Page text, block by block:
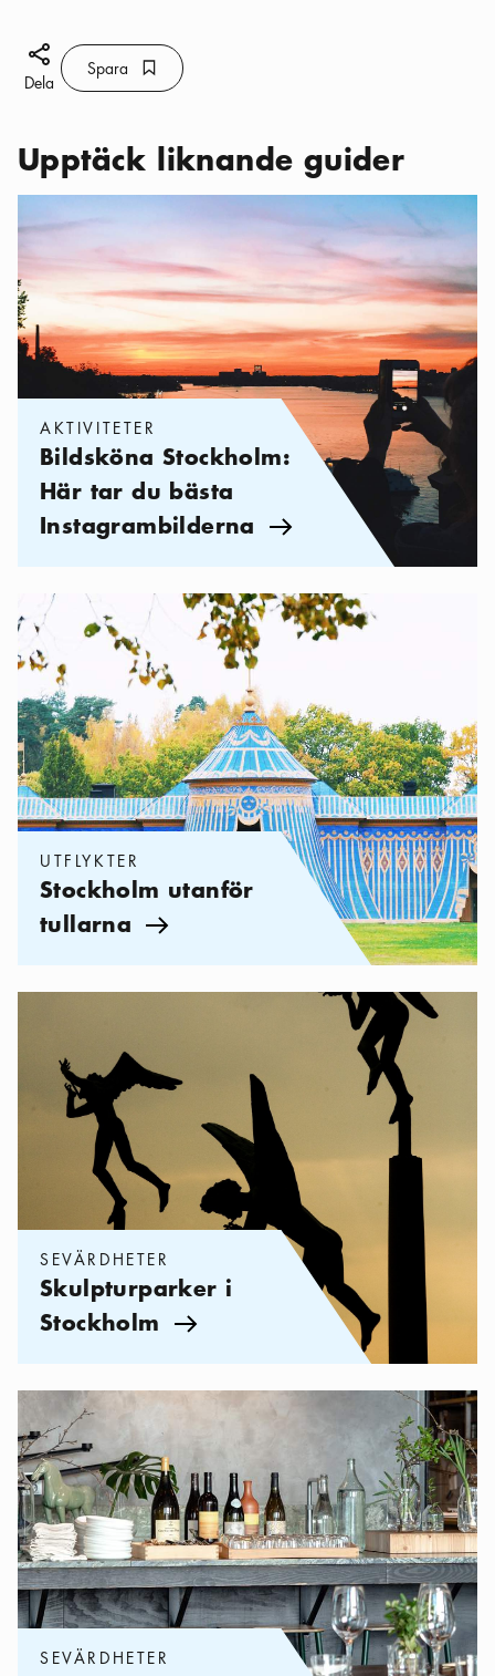
Dela ikon
Dela
Spara Bokmärke ikon
Spara
Upptäck liknande guider
Kategorier: Aktiviteter Bildsköna Stockholm: Här tar du bästa
AKTIVITETER
Bildsköna Stockholm:
Här tar du bästa
Instagrambilderna Pil ikon
Kategorier: Utflykter Stockholm utanför tullarna
UTFLYKTER
Stockholm utanför
tullarna Pil ikon
Skulpturparker i Stockholm
SEVÄRDHETER
Skulpturparker i
Stockholm Pil ikon
Kategorier: Sevärdheter Fantastisk mat på museum
SEVÄRDHETER